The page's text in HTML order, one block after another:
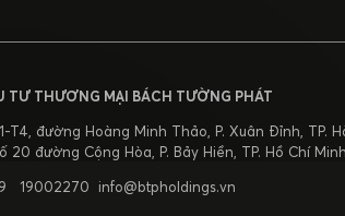
TƯ THƯƠNG MẠI BÁCH TƯỜNG PHÁT
T4, đường Hoàng Minh Thảo, P. Xuân Đỉnh, TP.
20 đường Cộng Hòa, P. Bảy Hiền, TP. Hồ Chí Minh
19002270 info@btpholdings.vn